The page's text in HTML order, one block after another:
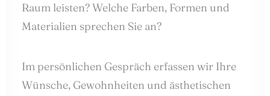
Raum leisten? Welche Farben, Formen und
Materialien sprechen Sie an?
Im persönlichen Gespräch erfassen wir Ihre
Wünsche, Gewohnheiten und ästhetischen